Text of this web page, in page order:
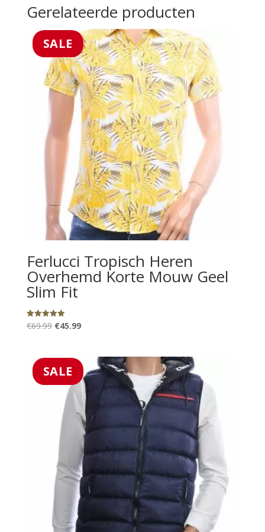
Gerelateerde producten
SALE
Ferlucci Tropisch Heren
Overhemd Korte Mouw Geel
Slim Fit
Gewaardeerd
5.00
€69.99 Oorspronkelijke
€69.99.
€45.99Huidige
€45.99.
SALE